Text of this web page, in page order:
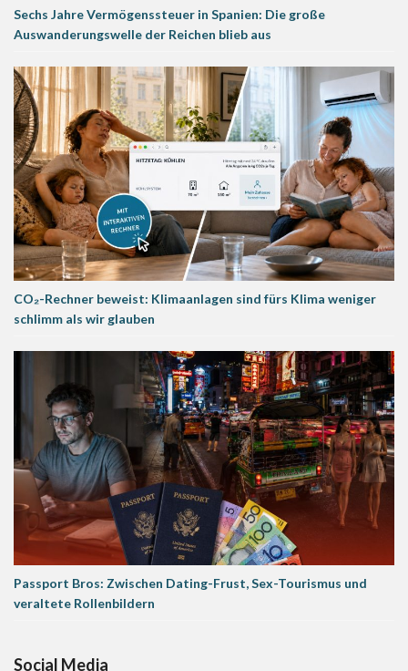
Sechs Jahre Vermögenssteuer in Spanien: Die große
Auswanderungswelle der Reichen blieb aus
CO₂-Rechner beweist: Klimaanlagen sind fürs Klima weniger
schlimm als wir glauben
Passport Bros: Zwischen Dating-Frust, Sex-Tourismus und
veraltete Rollenbildern
Social Media